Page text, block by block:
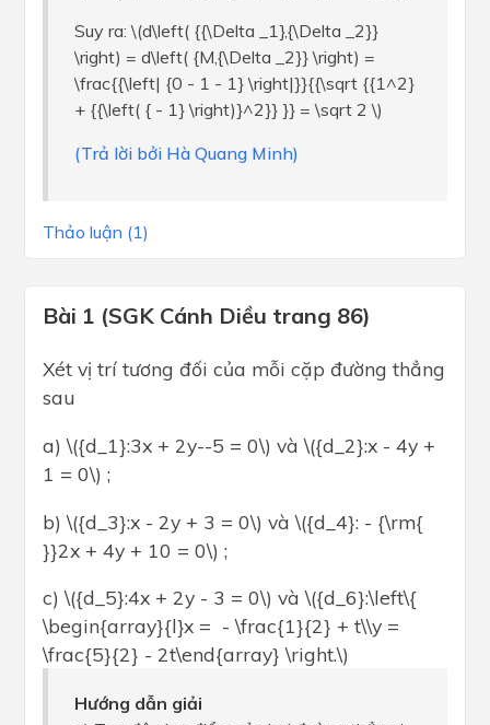
Suy ra: \(d\left( {{\Delta _1},{\Delta _2}}
\right) = d\left( {M,{\Delta _2}} \right) =
\frac{{\left| {0 - 1 - 1} \right|}}{{\sqrt {{1^2}
+ {{\left( { - 1} \right)}^2}} }} = \sqrt 2 \)
(Trả lời bởi Hà Quang Minh)
Thảo luận (1)
Bài 1 (SGK Cánh Diều trang 86)
Xét vị trí tương đối của mỗi cặp đường thẳng
sau
a) \({d_1}:3x + 2y--5 = 0\) và \({d_2}:x - 4y +
1 = 0\) ;
b) \({d_3}:x - 2y + 3 = 0\) và \({d_4}: - {\rm{
}}2x + 4y + 10 = 0\) ;
c) \({d_5}:4x + 2y - 3 = 0\) và \({d_6}:\left\{
\begin{array}{l}x = - \frac{1}{2} + t\\y =
\frac{5}{2} - 2t\end{array} \right.\)
Hướng dẫn giải